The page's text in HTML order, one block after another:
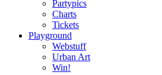
Partypics
Charts
Tickets
Playground
Webstuff
Urban Art
Win!